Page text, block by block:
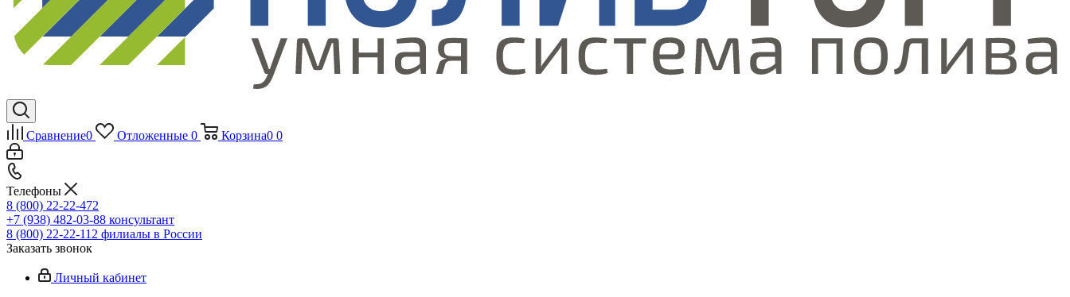
Сравнение0 Отложенные 0 Корзина0 0
Телефоны
8 (800) 22-22-472
+7 (938) 482-03-88 консультант
8 (800) 22-22-112 филиалы в России
Заказать звонок
Личный кабинет